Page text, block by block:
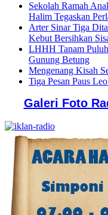
Sekolah Ramah
Halim Tegaskan
Arter Sinar Tiga
Kebut Bersihkan
LHHH Tanam
Gunung Betung
Mengenang Kisah
Tiga Pesan Paus
Galeri Foto